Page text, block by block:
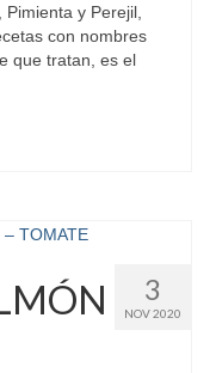
y Perejil,
con nombres
que tratan, es el
3
NOV 2020